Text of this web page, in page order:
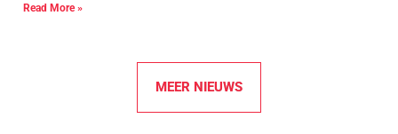
Read More »
MEER NIEUWS